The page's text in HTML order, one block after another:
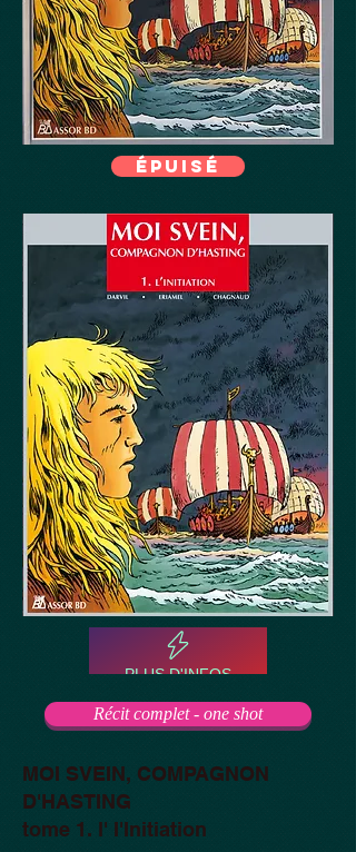
épuisé
PLUS D'INFOS
Récit complet - one shot
MOI SVEIN, COMPAGNON
D'HASTING
tome 1. l' I'Initiation